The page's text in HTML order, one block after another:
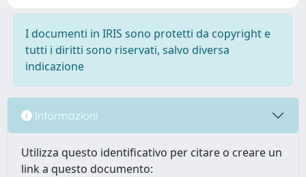
I documenti in IRIS sono protetti da copyright e
tutti i diritti sono riservati, salvo diversa
indicazione
Informazioni
Utilizza questo identificativo per citare o creare un
link a questo documento: